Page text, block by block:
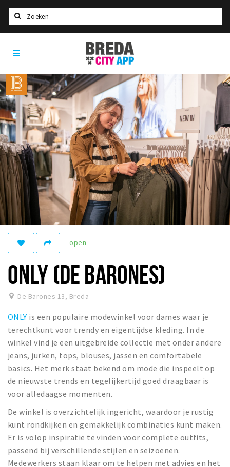
Home
Agenda
Deals
Party pics
Nieuws, interviews & blogs
Eten
Drinken
Slapen
Recreatief
Winkels
Winkelgebieden
Bezienswaardigheden
Musea, theaters & podia
Uitjes & activiteiten
Toeristische routes
Natuurgebieden
Baroniepoorten
Sport
Privacy
Inloggen
Breda
City
App
open
ONLY (DE BARONES)
De Barones 13, Breda
ONLY is een populaire modewinkel voor dames waar je
terechtkunt voor trendy en eigentijdse kleding. In de
winkel vind je een uitgebreide collectie met onder andere
jeans, jurken, tops, blouses, jassen en comfortabele
basics. Het merk staat bekend om mode die inspeelt op
de nieuwste trends en tegelijkertijd goed draagbaar is
voor alledaagse momenten.
De winkel is overzichtelijk ingericht, waardoor je rustig
kunt rondkijken en gemakkelijk combinaties kunt maken.
Er is volop inspiratie te vinden voor complete outfits,
passend bij verschillende stijlen en seizoenen.
Medewerkers staan klaar om te helpen met advies en het